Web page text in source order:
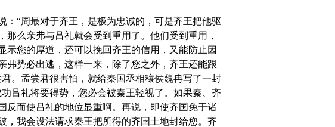
“周最对于齐王，是极为忠诚的，可是齐王把他驱
么亲弗与吕礼就会受到重用了。他们受到重用，
您的厚道，还可以挽回齐王的信用，又能防止因
弗势必出逃，这样一来，除了您之外，齐王还能跟
。孟尝君很害怕，就给秦国丞相穰侯魏冉写了一封
吕礼将要得势，您必会被秦王轻视了。如果秦、齐
反而使吕礼的地位显重啊。再说，即使齐国免于诸
，我会设法请求秦王把所得的齐国土地封给您。齐